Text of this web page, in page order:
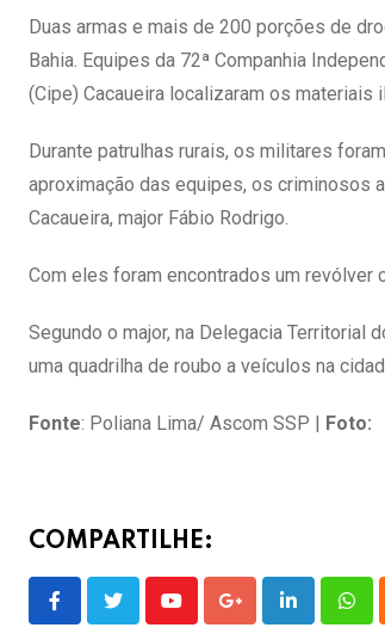
Duas armas e mais de 200 porções de
Bahia. Equipes da 72ª Companhia
(Cipe) Cacaueira localizaram os materiais
Durante patrulhas rurais, os militares
aproximação das equipes, os criminosos
Cacaueira, major Fábio Rodrigo.
Com eles foram encontrados um revólver
Segundo o major, na Delegacia Territorial
uma quadrilha de roubo a veículos na
Fonte: Poliana Lima/ Ascom SSP | Foto:
COMPARTILHE:
YoutubeGoogle+LinkedIn